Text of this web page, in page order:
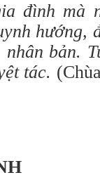
đình mà
hướng,
bản.
tác.